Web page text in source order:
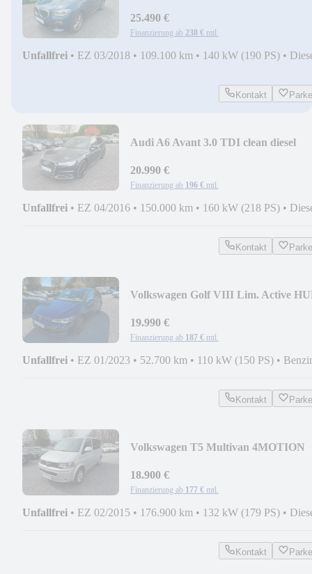
25.490 €
Finanzierung ab 238 € mtl.
Unfallfrei • EZ 03/2018 • 109.100 km • 140 kW (190 PS) •
Kontakt
Audi A6 Avant 3.0 TDI clean diesel
20.990 €
Finanzierung ab 196 € mtl.
Unfallfrei • EZ 04/2016 • 150.000 km • 160 kW (218 PS) •
Kontakt
Volkswagen Golf VIII Lim. Active
19.990 €
Finanzierung ab 187 € mtl.
Unfallfrei • EZ 01/2023 • 52.700 km • 110 kW (150 PS) •
Kontakt
Volkswagen T5 Multivan 4MOTION
18.900 €
Finanzierung ab 177 € mtl.
Unfallfrei • EZ 02/2015 • 176.900 km • 132 kW (179 PS) •
Kontakt